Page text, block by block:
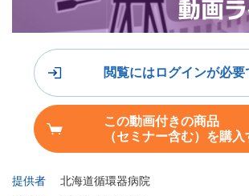
提供者
北海道循環器病院
閲覧にはログインが必要
この動画付きの商品
（セミナー含む）を購入